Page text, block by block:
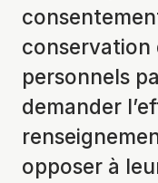
conservation
personnels
demander
opposer à